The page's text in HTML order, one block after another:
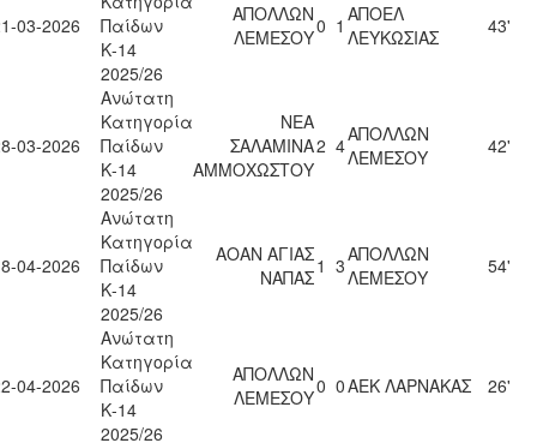
03-2026
Παίδων
Κ-14
2025/26
ΑΠΟΛΛΩΝ
ΛΕΜΕΣΟΥ0 1 ΑΠΟΕΛ
ΛΕΥΚΩΣΙΑΣ
43'
03-2026
Ανώτατη
Κατηγορία
Παίδων
Κ-14
2025/26
ΝΕΑ
ΣΑΛΑΜΙΝΑ
ΑΜΜΟΧΩΣΤΟΥ
2 4ΑΠΟΛΛΩΝ
ΛΕΜΕΣΟΥ
42'
04-2026
Ανώτατη
Κατηγορία
Παίδων
Κ-14
2025/26
ΑΟΑΝ ΑΓΙΑΣ
ΝΑΠΑΣ1 3ΑΠΟΛΛΩΝ
ΛΕΜΕΣΟΥ
54'
04-2026
Ανώτατη
Κατηγορία
Παίδων
Κ-14
2025/26
ΑΠΟΛΛΩΝ
ΛΕΜΕΣΟΥ0 0ΑΕΚ ΛΑΡΝΑΚΑΣ 26'